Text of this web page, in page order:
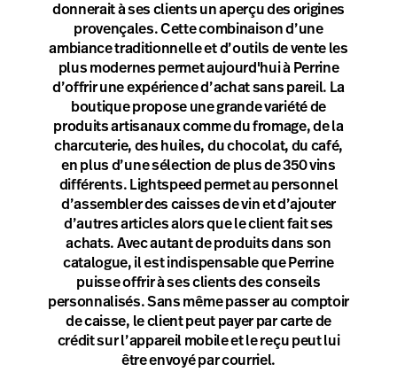
donnerait à ses clients un aperçu des origines
provençales. Cette combinaison d’une
ambiance traditionnelle et d’outils de vente les
plus modernes permet aujourd'hui à Perrine
d’offrir une expérience d’achat sans pareil. La
boutique propose une grande variété de
produits artisanaux comme du fromage, de la
charcuterie, des huiles, du chocolat, du café,
en plus d’une sélection de plus de 350 vins
différents. Lightspeed permet au personnel
d’assembler des caisses de vin et d’ajouter
d’autres articles alors que le client fait ses
achats. Avec autant de produits dans son
catalogue, il est indispensable que Perrine
puisse offrir à ses clients des conseils
personnalisés. Sans même passer au comptoir
de caisse, le client peut payer par carte de
crédit sur l’appareil mobile et le reçu peut lui
être envoyé par courriel.